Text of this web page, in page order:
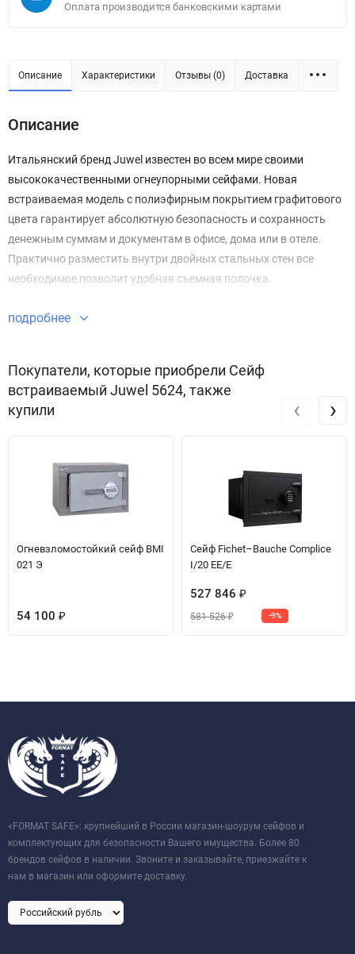
Оплата производится банковскими картами
Описание Характеристики Отзывы (0) Доставка
Описание
Итальянский бренд Juwel известен во всем мире своими
высококачественными огнеупорными сейфами. Новая
встраиваемая модель с полиэфирным покрытием графитового
цвета гарантирует абсолютную безопасность и сохранность
денежным суммам и документам в офисе, дома или в отеле.
Практично разместить внутри двойных стальных стен все
необходимое позволит удобная съемная полочка.
подробнее
Покупатели, которые приобрели Сейф
встраиваемый Juwel 5624, также
купили
Огневзломостойкий сейф BMI
021 Э
54 100 ₽
Сейф Fichet–Bauche Complice
I/20 EE/E
527 846 ₽
581 526₽ -9%
‹ ›
«FORMAT SAFE»: крупнейший в России магазин-шоурум сейфов и
комплектующих для безопасности Вашего имущества. Более 80
брендов сейфов в наличии. Звоните и заказывайте, приезжайте к
нам в магазин или оформите доставку.